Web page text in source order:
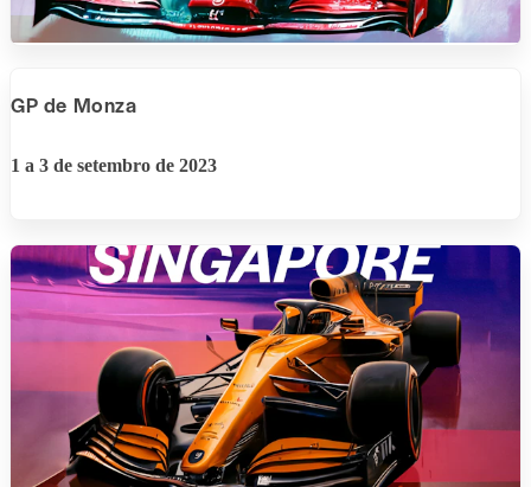
GP de Monza
1 a 3 de setembro de 2023